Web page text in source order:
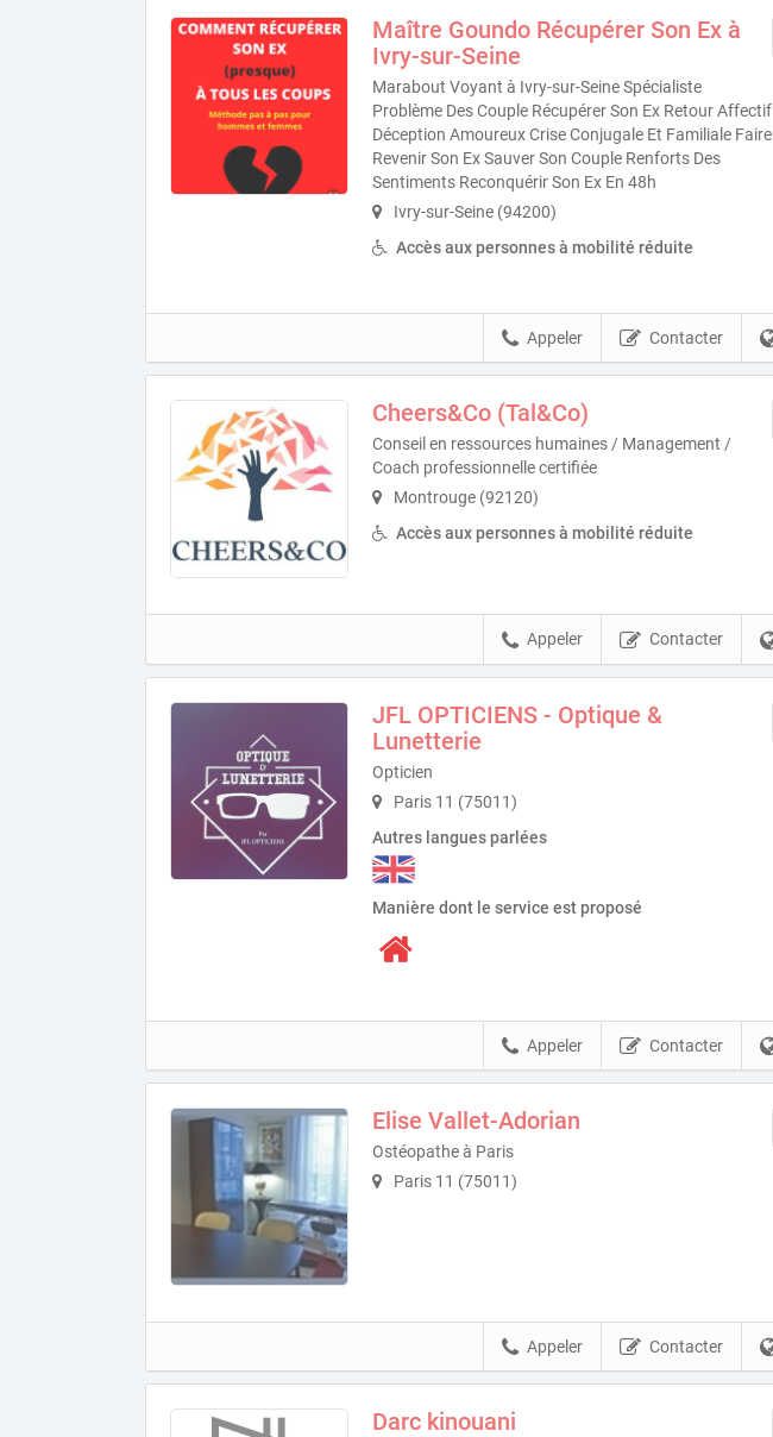
Maître Goundo Récupérer Son Ex à
Ivry-sur-Seine
Marabout Voyant à Ivry-sur-Seine Spécialiste
Problème Des Couple Récupérer Son Ex Retour Affectif
Déception Amoureux Crise Conjugale Et Familiale Faire
Revenir Son Ex Sauver Son Couple Renforts Des
Sentiments Reconquérir Son Ex En 48h
Ivry-sur-Seine (94200)
Accès aux personnes à mobilité réduite
Contacter
Appeler
Cheers&Co (Tal&Co)
Conseil en ressources humaines / Management /
Coach professionnelle certifiée
Montrouge (92120)
Accès aux personnes à mobilité réduite
Contacter
Appeler
JFL OPTICIENS - Optique &
Lunetterie
Opticien
Paris 11 (75011)
Autres langues parlées
Manière dont le service est proposé
Contacter
Appeler
Elise Vallet-Adorian
Ostéopathe à Paris
Paris 11 (75011)
Contacter
Appeler
Darc kinouani